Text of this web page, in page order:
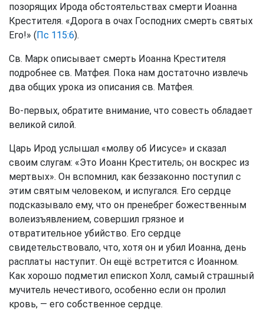
позорящих Ирода обстоятельствах смерти Иоанна
Крестителя. «Дорога в очах Господних смерть святых
Его!» (Пс 115:6).
Св. Марк описывает смерть Иоанна Крестителя
подробнее св. Матфея. Пока нам достаточно извлечь
два общих урока из описания св. Матфея.
Во-первых, обратите внимание, что совесть обладает
великой силой.
Царь Ирод услышал «молву об Иисусе» и сказал
своим слугам: «Это Иоанн Креститель; он воскрес из
мертвых». Он вспомнил, как беззаконно поступил с
этим святым человеком, и испугался. Его сердце
подсказывало ему, что он пренебрег божественным
волеизъявлением, совершил грязное и
отвратительное убийство. Его сердце
свидетельствовало, что, хотя он и убил Иоанна, день
расплаты наступит. Он ещё встретится с Иоанном.
Как хорошо подметил епископ Холл, самый страшный
мучитель нечестивого, особенно если он пролил
кровь, — его собственное сердце.